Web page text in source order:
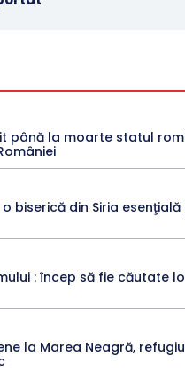
până la moarte statul
biserică din Siria
: încep să fie căutate
la Marea Neagră,